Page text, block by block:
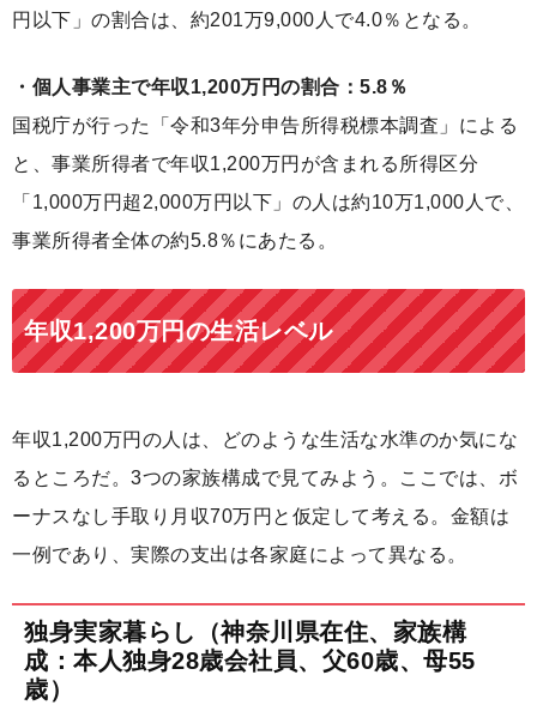
円以下」の割合は、約201万9,000人で4.0％となる。
・個人事業主で年収1,200万円の割合：5.8％
国税庁が行った「令和3年分申告所得税標本調査」による
と、事業所得者で年収1,200万円が含まれる所得区分
「1,000万円超2,000万円以下」の人は約10万1,000人で、
事業所得者全体の約5.8％にあたる。
年収1,200万円の生活レベル
年収1,200万円の人は、どのような生活な水準のか気にな
るところだ。3つの家族構成で見てみよう。ここでは、ボ
ーナスなし手取り月収70万円と仮定して考える。金額は
一例であり、実際の支出は各家庭によって異なる。
独身実家暮らし（神奈川県在住、家族構
成：本人独身28歳会社員、父60歳、母55
歳）